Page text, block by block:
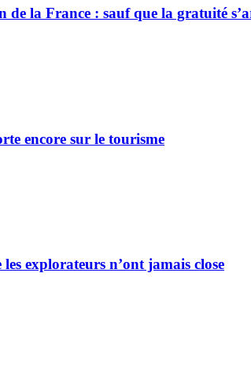
la France : sauf que la gratuité
encore sur le tourisme
explorateurs n’ont jamais close